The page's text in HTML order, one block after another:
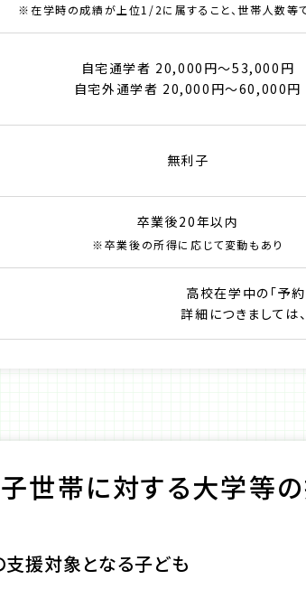
※在学時の成績が上位1/2に属すること、世帯人数等
自宅通学者 20,000円〜53,000円
自宅外通学者 20,000円〜60,000円
無利子
卒業後20年以内
※卒業後の所得に応じて変動もあり
高校在学中の「予
詳細につきましては
世帯に対する大学等
支援対象となる子ども